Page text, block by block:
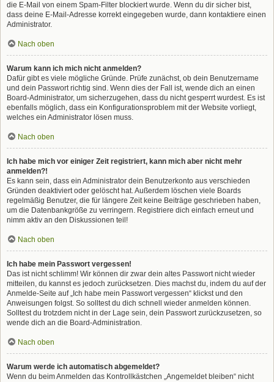
die E-Mail von einem Spam-Filter blockiert wurde. Wenn du dir sicher bist,
dass deine E-Mail-Adresse korrekt eingegeben wurde, dann kontaktiere einen
Administrator.
Nach oben
Warum kann ich mich nicht anmelden?
Dafür gibt es viele mögliche Gründe. Prüfe zunächst, ob dein Benutzername
und dein Passwort richtig sind. Wenn dies der Fall ist, wende dich an einen
Board-Administrator, um sicherzugehen, dass du nicht gesperrt wurdest. Es ist
ebenfalls möglich, dass ein Konfigurationsproblem mit der Website vorliegt,
welches ein Administrator lösen muss.
Nach oben
Ich habe mich vor einiger Zeit registriert, kann mich aber nicht mehr
anmelden?!
Es kann sein, dass ein Administrator dein Benutzerkonto aus verschieden
Gründen deaktiviert oder gelöscht hat. Außerdem löschen viele Boards
regelmäßig Benutzer, die für längere Zeit keine Beiträge geschrieben haben,
um die Datenbankgröße zu verringern. Registriere dich einfach erneut und
nimm aktiv an den Diskussionen teil!
Nach oben
Ich habe mein Passwort vergessen!
Das ist nicht schlimm! Wir können dir zwar dein altes Passwort nicht wieder
mitteilen, du kannst es jedoch zurücksetzen. Dies machst du, indem du auf der
Anmelde-Seite auf „Ich habe mein Passwort vergessen“ klickst und den
Anweisungen folgst. So solltest du dich schnell wieder anmelden können.
Solltest du trotzdem nicht in der Lage sein, dein Passwort zurückzusetzen, so
wende dich an die Board-Administration.
Nach oben
Warum werde ich automatisch abgemeldet?
Wenn du beim Anmelden das Kontrollkästchen „Angemeldet bleiben“ nicht